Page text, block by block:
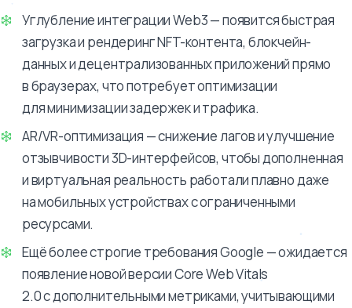
Углубление интеграции Web3 — появится быстрая
загрузка и рендеринг NFT-контента, блокчейн-
данных и децентрализованных приложений прямо
в браузерах, что потребует оптимизации
для минимизации задержек и трафика.
AR/VR-оптимизация — снижение лагов и улучшение
отзывчивости 3D-интерфейсов, чтобы дополненная
и виртуальная реальность работали плавно даже
на мобильных устройствах с ограниченными
ресурсами.
Ещё более строгие требования Google — ожидается
появление новой версии Core Web Vitals
2.0 с дополнительными метриками, учитывающими